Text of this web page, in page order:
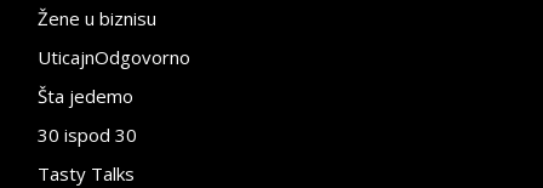
Žene u biznisu
UticajnOdgovorno
Šta jedemo
30 ispod 30
Tasty Talks